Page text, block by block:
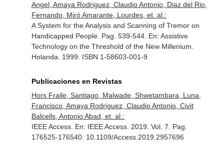
Angel, Amaya Rodriguez, Claudio Antonio, Diaz del Rio,
Fernando, Miró Amarante, Lourdes, et. al.:
A System for the Analysis and Scanning of Tremor on
Handicapped People. Pag. 539-544. En: Assistive
Technology on the Threshold of the New Millenium
Holanda. 1999. ISBN 1-58603-001-9
Publicaciones en Revistas
Hors Fraile, Santiago, Malwade, Shwetambara, Luna,
Francisco, Amaya Rodriguez, Claudio Antonio, Civit
Balcells, Antonio Abad, et. al.:
IEEE Access. En: IEEE Access. 2019. Vol. 7. Pag.
176525-176540. 10.1109/Access.2019.2957696